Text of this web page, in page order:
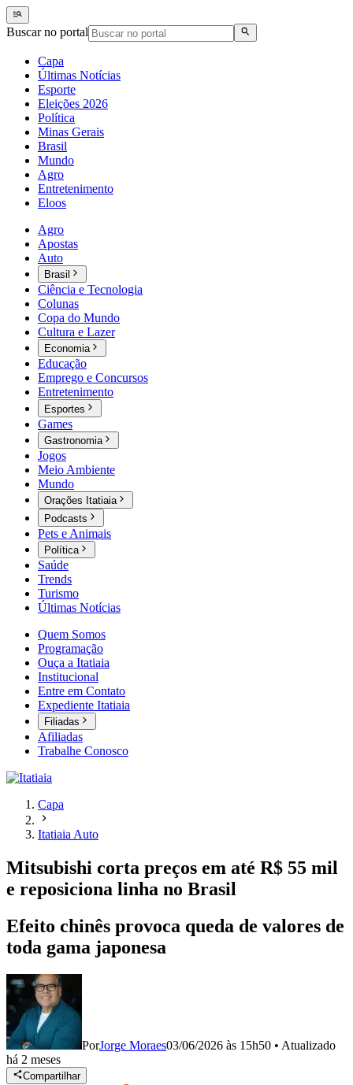
Buscar no portal
Capa
Últimas Notícias
Esporte
Eleições 2026
Política
Minas Gerais
Brasil
Mundo
Agro
Entretenimento
Eloos
Agro
Apostas
Auto
Brasil
Ciência e Tecnologia
Colunas
Copa do Mundo
Cultura e Lazer
Economia
Educação
Emprego e Concursos
Entretenimento
Esportes
Games
Gastronomia
Jogos
Meio Ambiente
Mundo
Orações Itatiaia
Podcasts
Pets e Animais
Política
Saúde
Trends
Turismo
Últimas Notícias
Quem Somos
Programação
Ouça a Itatiaia
Institucional
Entre em Contato
Expediente Itatiaia
Filiadas
Afiliadas
Trabalhe Conosco
Capa
Itatiaia Auto
Mitsubishi corta preços em até R$ 55 mil
e reposiciona linha no Brasil
Efeito chinês provoca queda de valores de
toda gama japonesa
PorJorge Moraes03/06/2026 às 15h50 • Atualizado
há 2 meses
Compartilhar